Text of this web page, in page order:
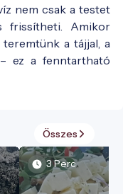
nem csak a testet
frissítheti. Amikor
a tájjal, a
ez a fenntartható
Összes
3 Perc